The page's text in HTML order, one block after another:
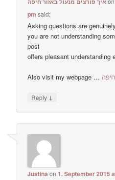
pm said:
Asking questions are
you are not understanding
post
offers pleasant understanding
Also visit my webpage …
Reply ↓
Justina on1. September 2015